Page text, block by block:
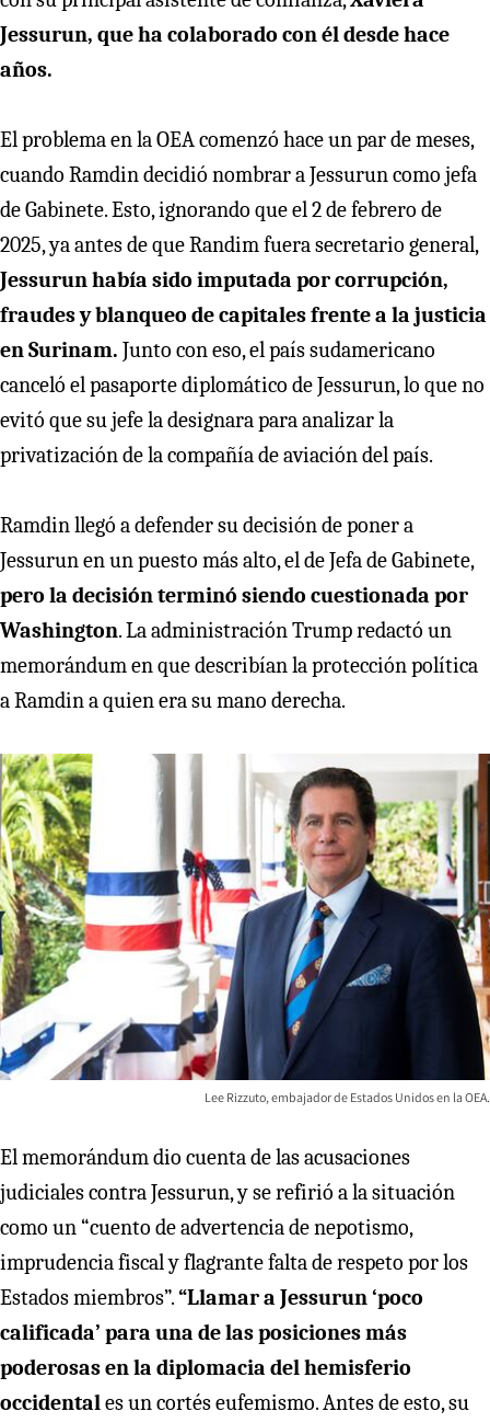
Jessurun, que ha colaborado con él desde hace
años.
El problema en la OEA comenzó hace un par de meses,
cuando Ramdin decidió nombrar a Jessurun como jefa
de Gabinete. Esto, ignorando que el 2 de febrero de
2025, ya antes de que Randim fuera secretario general,
Jessurun había sido imputada por corrupción,
fraudes y blanqueo de capitales frente a la justicia
en Surinam. Junto con eso, el país sudamericano
canceló el pasaporte diplomático de Jessurun, lo que no
evitó que su jefe la designara para analizar la
privatización de la compañía de aviación del país.
Ramdin llegó a defender su decisión de poner a
Jessurun en un puesto más alto, el de Jefa de Gabinete,
pero la decisión terminó siendo cuestionada por
Washington. La administración Trump redactó un
memorándum en que describían la protección política
a Ramdin a quien era su mano derecha.
Lee Rizzuto, embajador de Estados Unidos en la OEA.
El memorándum dio cuenta de las acusaciones
judiciales contra Jessurun, y se refirió a la situación
como un “cuento de advertencia de nepotismo,
imprudencia fiscal y flagrante falta de respeto por los
Estados miembros”.“Llamar a Jessurun ‘poco
calificada’ para una de las posiciones más
poderosas en la diplomacia del hemisferio
occidentales un cortés eufemismo. Antes de esto, su